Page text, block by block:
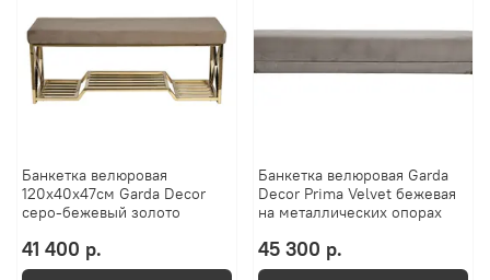
Банкетка велюровая
120x40x47см Garda Decor
серо-бежевый золото
41 400 р.
Банкетка велюровая Garda
Decor Prima Velvet бежевая
на металлическиx опораx
45 300 р.